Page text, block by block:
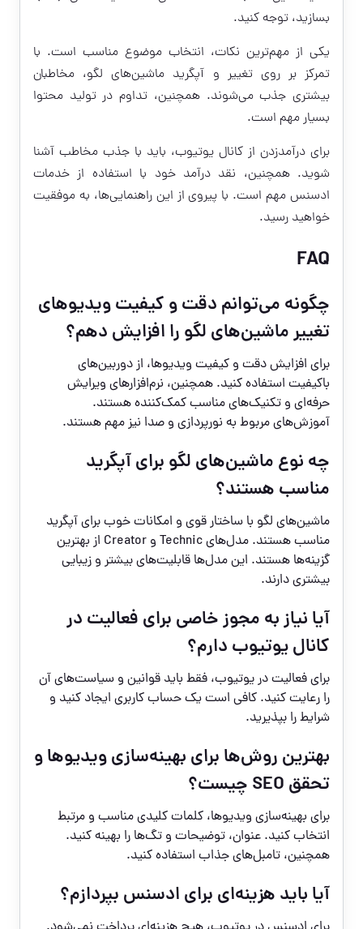
بسازید، توجه کنید.
یکی از مهم‌ترین نکات، انتخاب موضوع مناسب است. با
تمرکز بر روی تغییر و آپگرید ماشین‌های لگو، مخاطبان
بیشتری جذب می‌شوند. همچنین، تداوم در تولید محتوا
بسیار مهم است.
برای درآمدزدن از کانال یوتیوب، باید با جذب مخاطب آشنا
شوید. همچنین، نقد درآمد خود با استفاده از خدمات
ادسنس مهم است. با پیروی از این راهنمایی‌ها، به موفقیت
خواهید رسید.
FAQ
چگونه می‌توانم دقت و کیفیت ویدیوهای
تغییر ماشین‌های لگو را افزایش دهم؟
برای افزایش دقت و کیفیت ویدیوها، از دوربین‌های
باکیفیت استفاده کنید. همچنین، نرم‌افزارهای ویرایش
حرفه‌ای و تکنیک‌های مناسب کمک‌کننده هستند.
آموزش‌های مربوط به نورپردازی و صدا نیز مهم هستند.
چه نوع ماشین‌های لگو برای آپگرید
مناسب هستند؟
ماشین‌های لگو با ساختار قوی و امکانات خوب برای آپگرید
مناسب هستند. مدل‌های Technic و Creator از بهترین
گزینه‌ها هستند. این مدل‌ها قابلیت‌های بیشتر و زیبایی
بیشتری دارند.
آیا نیاز به مجوز خاصی برای فعالیت در
کانال یوتیوب دارم؟
برای فعالیت در یوتیوب، فقط باید قوانین و سیاست‌های آن
را رعایت کنید. کافی است یک حساب کاربری ایجاد کنید و
شرایط را بپذیرید.
بهترین روش‌ها برای بهینه‌سازی ویدیوها و
تحقق SEO چیست؟
برای بهینه‌سازی ویدیوها، کلمات کلیدی مناسب و مرتبط
انتخاب کنید. عنوان، توضیحات و تگ‌ها را بهینه کنید.
همچنین، تامبل‌های جذاب استفاده کنید.
آیا باید هزینه‌ای برای ادسنس بپردازم؟